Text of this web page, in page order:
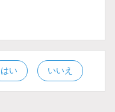
はい いいえ